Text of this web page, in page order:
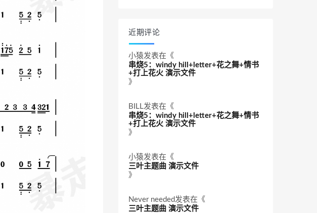
近期评论
小猿发表在《
串烧5：windy hill+letter+花之舞+情书
+打上花火 演示文件
》
BILL发表在《
串烧5：windy hill+letter+花之舞+情书
+打上花火 演示文件
》
小猿发表在《
三叶主题曲 演示文件
》
Never needed发表在《
三叶主题曲 演示文件